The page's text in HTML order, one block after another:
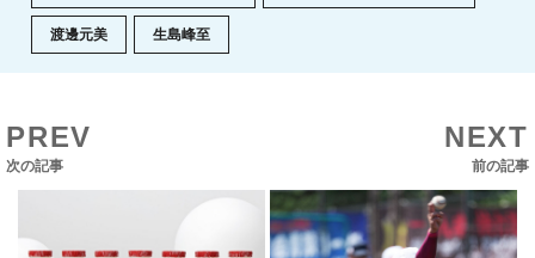
渡邊元美 生島峰至
PREV
次の記事
NEXT
前の記事